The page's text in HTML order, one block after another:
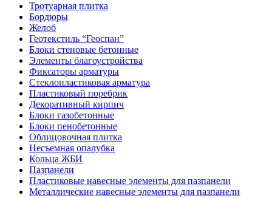
Тротуарная плитка
Бордюры
Желоб
Геотекстиль “Геоспан”
Блоки стеновые бетонные
Элементы благоустройства
Фиксаторы арматуры
Стеклопластиковая арматура
Пластиковый поребрик
Декоративный кирпич
Блоки газобетонные
Блоки пенобетонные
Облицовочная плитка
Несъемная опалубка
Кольца ЖБИ
Пазпанели
Пластиковые навесные элементы для пазпанели
Металлические навесные элементы для пазпанели